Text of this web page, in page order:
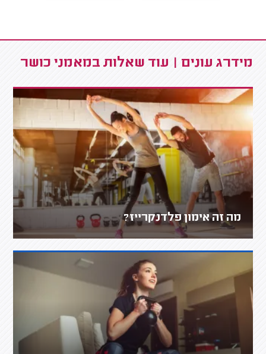
מידרג עונים | עוד שאלות במאמני כושר
מה זה אימון פלדנקרייז?